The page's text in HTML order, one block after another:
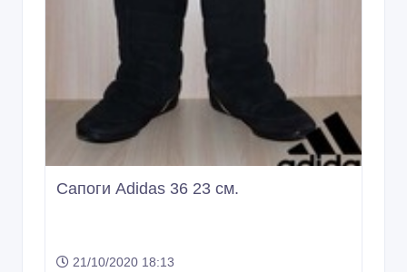
Сапоги Adidas 36 23 см.
21/10/2020 18:13